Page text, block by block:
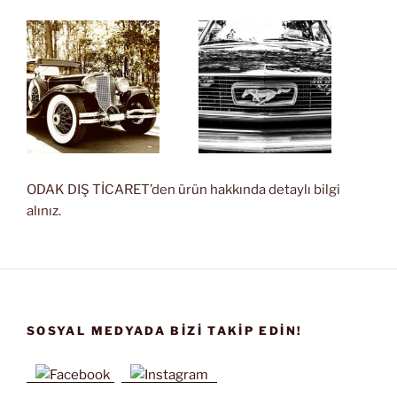
ODAK DIŞ TİCARET’den ürün hakkında detaylı bilgi
alınız.
SOSYAL MEDYADA BIZI TAKIP EDIN!